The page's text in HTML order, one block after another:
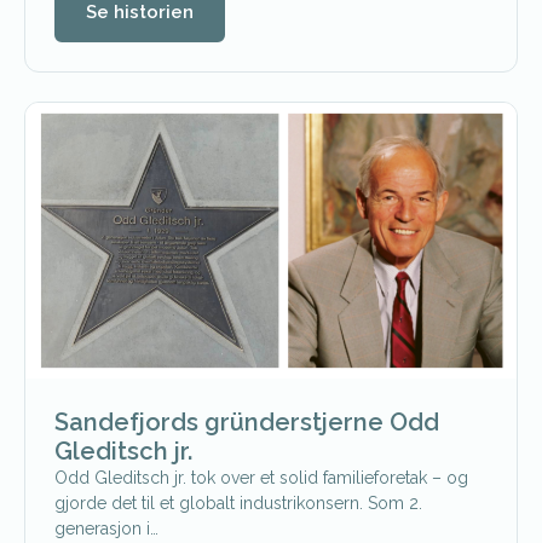
Se historien
Sandefjords gründerstjerne Odd
Gleditsch jr.
Odd Gleditsch jr. tok over et solid familieforetak – og
gjorde det til et globalt industrikonsern. Som 2.
generasjon i…